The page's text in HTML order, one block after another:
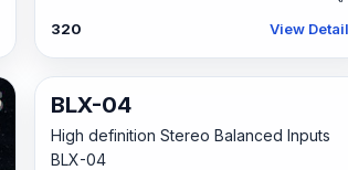
320 View
BLX-04
High definition Stereo Balanced Inputs
BLX-04